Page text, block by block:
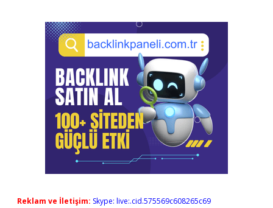
Reklam ve İletişim: Skype: live:.cid.575569c608265c69